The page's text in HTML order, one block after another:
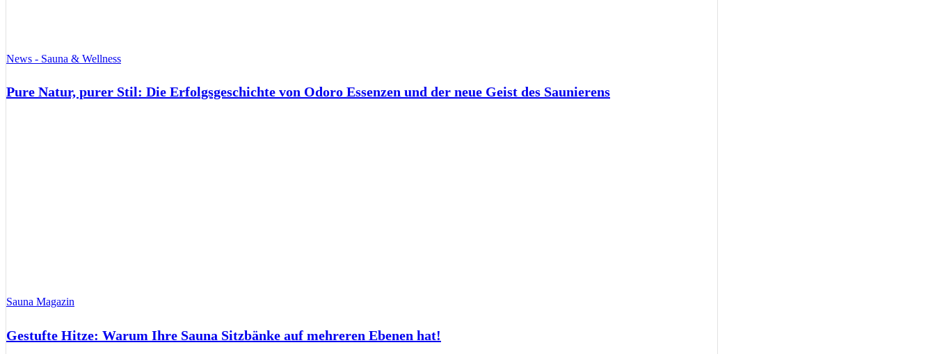
News - Sauna & Wellness
Pure Natur, purer Stil: Die Erfolgsgeschichte von Odoro Essenzen und der neue Geist des Saunierens
Sauna Magazin
Gestufte Hitze: Warum Ihre Sauna Sitzbänke auf mehreren Ebenen hat!